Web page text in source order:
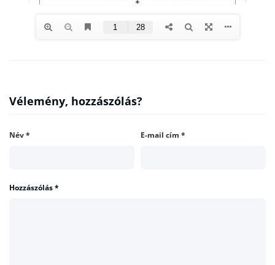
Vélemény, hozzászólás?
Név* E-mail cím *
Hozzászólás*